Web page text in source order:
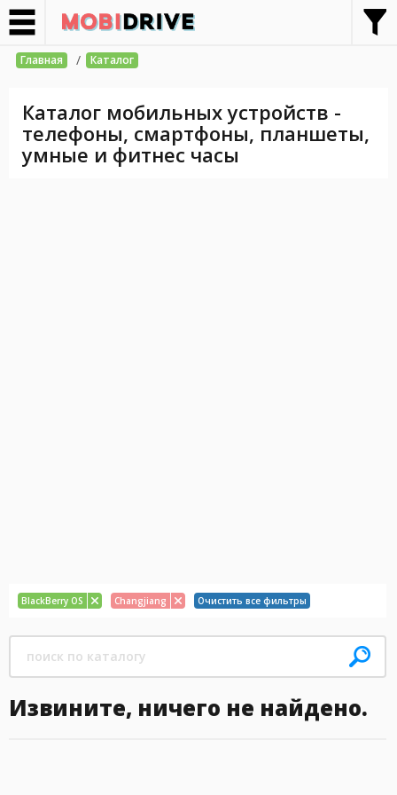
Главная / Каталог
Каталог мобильных устройств -
телефоны, смартфоны, планшеты,
умные и фитнес часы
BlackBerry OS Changjiang Очистить все фильтры
Извините, ничего не найдено.